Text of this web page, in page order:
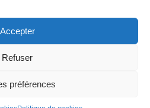
Accepter
Refuser
préférences
Crédits